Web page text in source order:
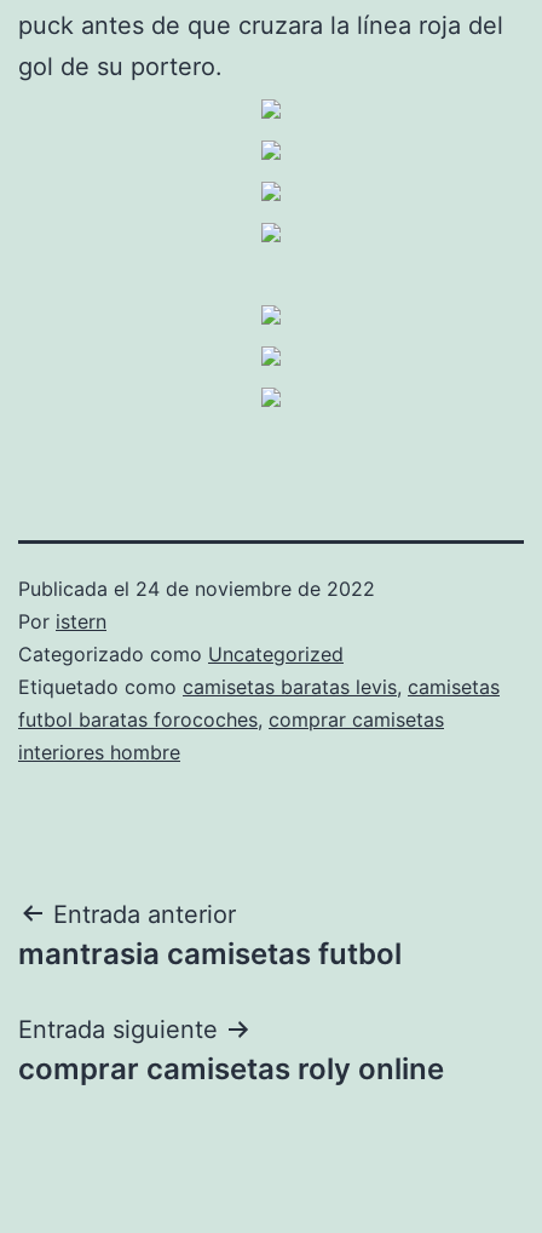
puck antes de que cruzara la línea roja del
gol de su portero.
Publicada el 24 de noviembre de 2022
Por istern
Categorizado como Uncategorized
Etiquetado como camisetas baratas levis, camisetas
futbol baratas forocoches, comprar camisetas
interiores hombre
Navegación
de
entradas
Entrada anterior
mantrasia camisetas futbol
Entrada siguiente
comprar camisetas roly online